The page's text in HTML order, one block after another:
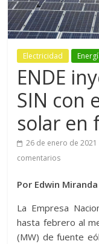
Electricidad
ENDE
SIN con
solar en
26 de enero de 2021
comentarios
Por Edwin
La Empresa
hasta febrero al
(MW) de fuente